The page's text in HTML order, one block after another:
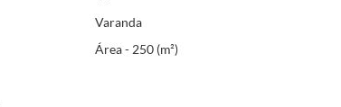
Varanda
Área - 250 (m²)